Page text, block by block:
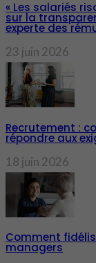
« Les salariés
sur la
experte des
23 juin 2026
Recrutement :
répondre aux
18 juin 2026
Comment
managers